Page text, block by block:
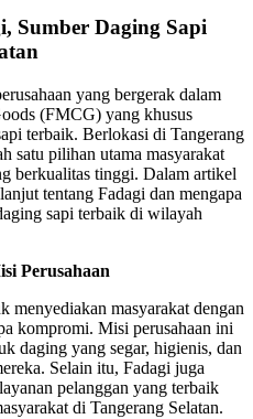
Sumber Daging Sapi
yang bergerak dalam
(FMCG) yang khusus
terbaik. Berlokasi di Tangerang
satu pilihan utama masyarakat
berkualitas tinggi. Dalam artikel
tentang Fadagi dan mengapa
sapi terbaik di wilayah
Perusahaan
menyediakan masyarakat dengan
kompromi. Misi perusahaan ini
daging yang segar, higienis, dan
Selain itu, Fadagi juga
pelanggan yang terbaik
di Tangerang Selatan.